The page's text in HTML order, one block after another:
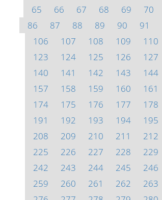
65
66 67 68 69 70
86
87 88 89 90 91
106
107 108 109 110
123
124 125 126 127
140
141 142 143 144
157
158 159 160 161
174
175 176 177 178
191
192 193 194 195
208
209 210 211 212
225
226 227 228 229
242
243 244 245 246
259
260 261 262 263